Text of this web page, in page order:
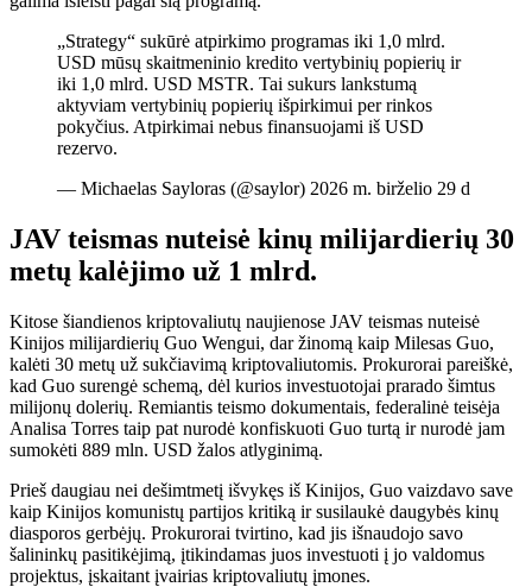
„Strategy“ sukūrė atpirkimo programas iki 1,0 mlrd.
USD mūsų skaitmeninio kredito vertybinių popierių ir
iki 1,0 mlrd. USD MSTR. Tai sukurs lankstumą
aktyviam vertybinių popierių išpirkimui per rinkos
pokyčius. Atpirkimai nebus finansuojami iš USD
rezervo.
— Michaelas Sayloras (@saylor) 2026 m. birželio 29 d
JAV teismas nuteisė kinų milijardierių 30
metų kalėjimo už 1 mlrd.
Kitose šiandienos kriptovaliutų naujienose JAV teismas nuteisė
Kinijos milijardierių Guo Wengui, dar žinomą kaip Milesas Guo,
kalėti 30 metų už sukčiavimą kriptovaliutomis. Prokurorai pareiškė,
kad Guo surengė schemą, dėl kurios investuotojai prarado šimtus
milijonų dolerių. Remiantis teismo dokumentais, federalinė teisėja
Analisa Torres taip pat nurodė konfiskuoti Guo turtą ir nurodė jam
sumokėti 889 mln. USD žalos atlyginimą.
Prieš daugiau nei dešimtmetį išvykęs iš Kinijos, Guo vaizdavo save
kaip Kinijos komunistų partijos kritiką ir susilaukė daugybės kinų
diasporos gerbėjų. Prokurorai tvirtino, kad jis išnaudojo savo
šalininkų pasitikėjimą, įtikindamas juos investuoti į jo valdomus
projektus, įskaitant įvairias kriptovaliutų įmones.